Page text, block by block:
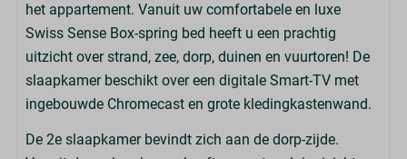
het appartement. Vanuit uw comfortabele en luxe
Swiss Sense Box-spring bed heeft u een prachtig
uitzicht over strand, zee, dorp, duinen en vuurtoren! De
slaapkamer beschikt over een digitale Smart-TV met
ingebouwde Chromecast en grote kledingkastenwand.
De 2e slaapkamer bevindt zich aan de dorp-zijde.